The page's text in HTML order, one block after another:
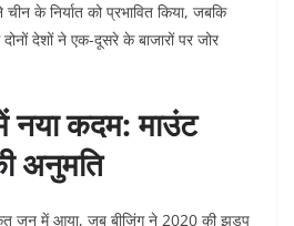
के निर्यात को प्रभावित किया, जबकि
देशों ने एक-दूसरे के बाजारों पर जोर
नया कदम: माउंट
अनुमति
जून में आया, जब बीजिंग ने 2020 की झड़प